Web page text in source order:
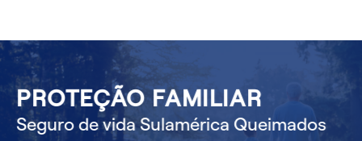
PROTEÇÃO FAMILIAR
Seguro de vida Sulamérica Queimados